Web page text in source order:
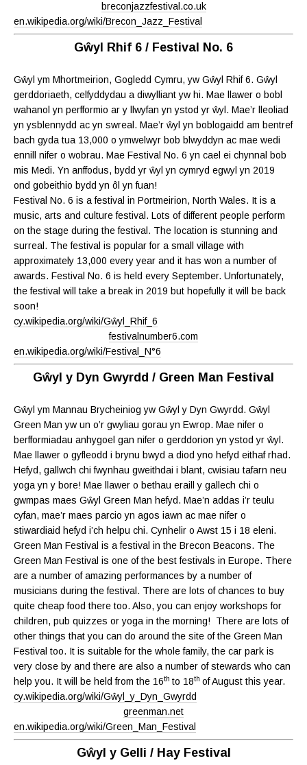
breconjazzfestival.co.uk
en.wikipedia.org/wiki/Brecon_Jazz_Festival
Gŵyl Rhif 6 / Festival No. 6
Gŵyl ym Mhortmeirion, Gogledd Cymru, yw Gŵyl Rhif 6. Gŵyl
gerddoriaeth, celfyddydau a diwylliant yw hi. Mae llawer o bobl
wahanol yn perfformio ar y llwyfan yn ystod yr ŵyl. Mae’r lleoliad
yn ysblennydd ac yn swreal. Mae’r ŵyl yn boblogaidd am bentref
bach gyda tua 13,000 o ymwelwyr bob blwyddyn ac mae wedi
ennill nifer o wobrau. Mae Festival No. 6 yn cael ei chynnal bob
mis Medi. Yn anffodus, bydd yr ŵyl yn cymryd egwyl yn 2019
ond gobeithio bydd yn ôl yn fuan!
Festival No. 6 is a festival in Portmeirion, North Wales. It is a
music, arts and culture festival. Lots of different people perform
on the stage during the festival. The location is stunning and
surreal. The festival is popular for a small village with
approximately 13,000 every year and it has won a number of
awards. Festival No. 6 is held every September. Unfortunately,
the festival will take a break in 2019 but hopefully it will be back
soon!
cy.wikipedia.org/wiki/Gŵyl_Rhif_6
festivalnumber6.com
en.wikipedia.org/wiki/Festival_N°6
Gŵyl y Dyn Gwyrdd / Green Man Festival
Gŵyl ym Mannau Brycheiniog yw Gŵyl y Dyn Gwyrdd. Gŵyl
Green Man yw un o’r gwyliau gorau yn Ewrop. Mae nifer o
berfformiadau anhygoel gan nifer o gerddorion yn ystod yr ŵyl.
Mae llawer o gyfleodd i brynu bwyd a diod yno hefyd eithaf rhad.
Hefyd, gallwch chi fwynhau gweithdai i blant, cwisiau tafarn neu
yoga yn y bore! Mae llawer o bethau eraill y gallech chi o
gwmpas maes Gŵyl Green Man hefyd. Mae’n addas i’r teulu
cyfan, mae’r maes parcio yn agos iawn ac mae nifer o
stiwardiaid hefyd i’ch helpu chi. Cynhelir o Awst 15 i 18 eleni.
Green Man Festival is a festival in the Brecon Beacons. The
Green Man Festival is one of the best festivals in Europe. There
are a number of amazing performances by a number of
musicians during the festival. There are lots of chances to buy
quite cheap food there too. Also, you can enjoy workshops for
children, pub quizzes or yoga in the morning! There are lots of
other things that you can do around the site of the Green Man
Festival too. It is suitable for the whole family, the car park is
very close by and there are also a number of stewards who can
help you. It will be held from the 16th to 18th of August this year.
cy.wikipedia.org/wiki/Gŵyl_y_Dyn_Gwyrdd
greenman.net
en.wikipedia.org/wiki/Green_Man_Festival
Gŵyl y Gelli / Hay Festival